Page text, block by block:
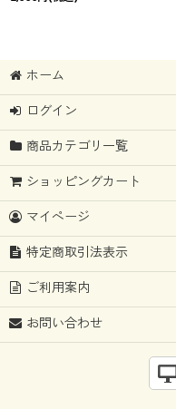
ホーム
ログイン
商品カテゴリ一覧
ショッピングカート
マイページ
特定商取引法表示
ご利用案内
お問い合わせ